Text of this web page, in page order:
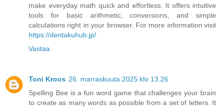
make everyday math quick and effortless. It offers intuitive
tools for basic arithmetic, conversions, and simple
calculations right in your browser. For more information visit
https://dentakuhub.jp/
Vastaa
Toni Kroos 26. marraskuuta 2025 klo 13.26
Spelling Bee is a fun word game that challenges your brain
to create as many words as possible from a set of letters. It